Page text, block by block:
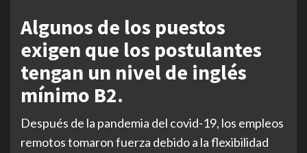
Algunos de los puestos
exigen que los postulantes
tengan un nivel de inglés
mínimo B2.
Después de la pandemia del covid-19, los empleos
remotos tomaron fuerza debido a la flexibilidad